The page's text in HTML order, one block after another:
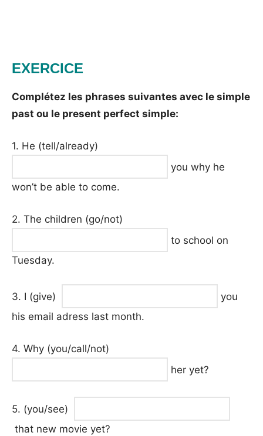
EXERCICE
Complétez les phrases suivantes avec le simple
past ou le present perfect simple:
1. He (tell/already)
you why he
won’t be able to come.
2. The children (go/not)
to school on
Tuesday.
3. I (give)
you
his email adress last month.
4. Why (you/call/not)
her yet?
5. (you/see)
that new movie yet?